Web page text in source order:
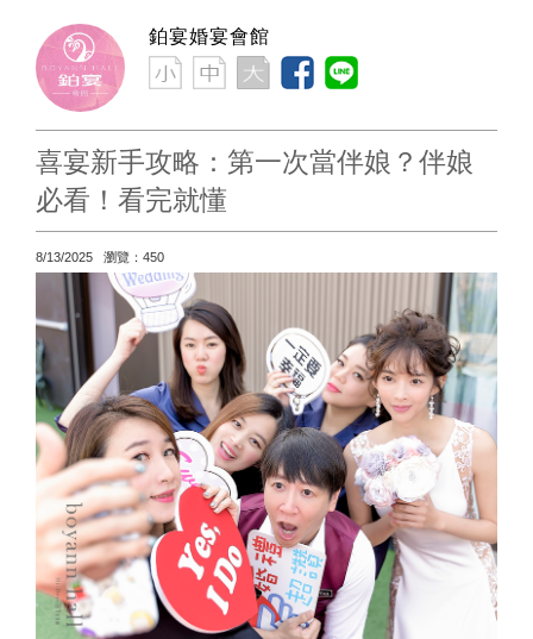
鉑宴婚宴會館
喜宴新手攻略：第一次當伴娘？伴娘
必看！看完就懂
8/13/2025 瀏覽：450